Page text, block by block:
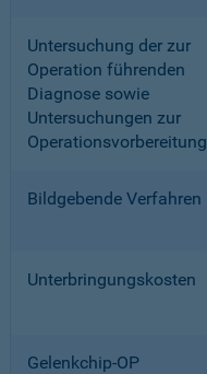
Untersuchung der zur
Operation führenden
Diagnose sowie
Untersuchungen zur
Operationsvorbereitung
Bildgebende Verfahren
Unterbringungskosten
Gelenkchip-OP